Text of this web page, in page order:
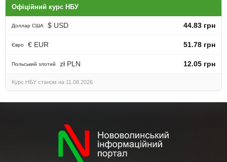
Офіційний курс НБУ
Доллар США $ USD 44.83 грн
Євро € EUR 51.78 грн
Польський злотий zł PLN 12.05 грн
Курс НБУ станом на 11.08.2026